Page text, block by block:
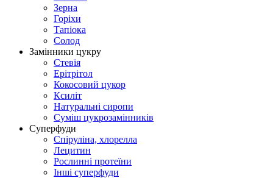
Зерна
Горіхи
Тапіока
Солод
Замінники цукру
Стевія
Ерітрітол
Кокосовий цукор
Ксиліт
Натуральні сиропи
Суміш цукрозамінників
Суперфуди
Спіруліна, хлорелла
Лецитин
Рослинні протеїни
Інші суперфуди